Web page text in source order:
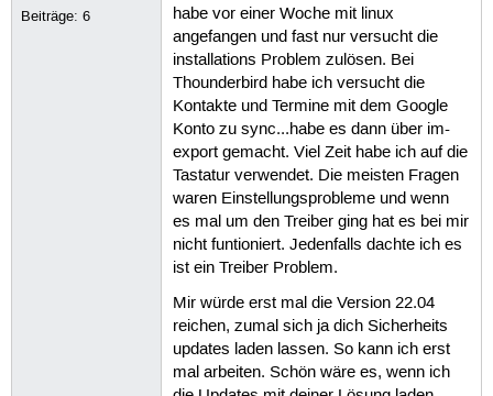
Beiträge:6
habe vor einer Woche mit linux
angefangen und fast nur versucht die
installations Problem zulösen. Bei
Thounderbird habe ich versucht die
Kontakte und Termine mit dem Google
Konto zu sync...habe es dann über im-
export gemacht. Viel Zeit habe ich auf die
Tastatur verwendet. Die meisten Fragen
waren Einstellungsprobleme und wenn
es mal um den Treiber ging hat es bei mir
nicht funtioniert. Jedenfalls dachte ich es
ist ein Treiber Problem.
Mir würde erst mal die Version 22.04
reichen, zumal sich ja dich Sicherheits
updates laden lassen. So kann ich erst
mal arbeiten. Schön wäre es, wenn ich